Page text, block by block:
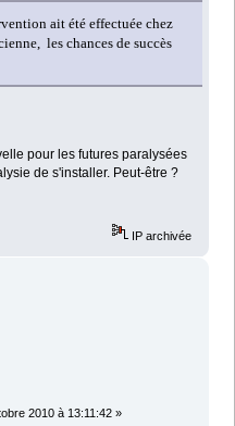
ait été effectuée chez
les chances de succès
pour les futures paralysées
de s'installer. Peut-être ?
IP archivée
2010 à 13:11:42 »